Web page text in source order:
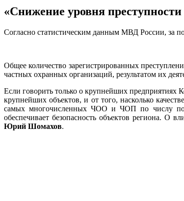
«Снижение уровня
Согласно статистическим данным МВД России, за
Общее количество зарегистрированных
частных охранных организаций, результатом их
Если говорить только о крупнейших предприятиях
крупнейших объектов, и от того, насколько
самых многочисленных ЧОО и ЧОП по числу
обеспечивает безопасность объектов региона. О
Юрий Шомахов.